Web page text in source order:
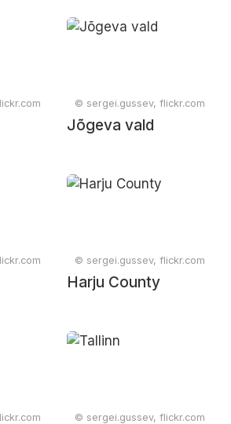
© sergei.gussev, flickr.com
Jõgeva vald
© sergei.gussev, flickr.com
Harju County
© sergei.gussev, flickr.com